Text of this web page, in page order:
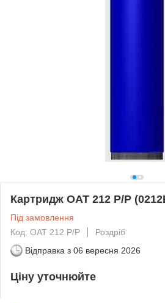
Картридж OAT 212 P/P
Під замовлення
Код: OAT 212 P/P
Роздріб
Відправка з 06 вересня 2026
Ціну уточнюйте